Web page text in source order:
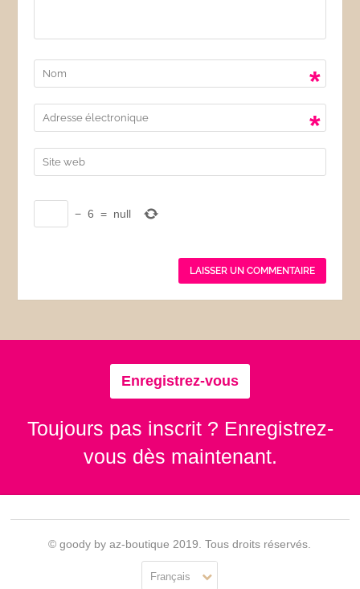
*
*
− 6 = null
Enregistrez-vous
Toujours pas inscrit ? Enregistrez-
vous dès maintenant.
© goody by az-boutique 2019. Tous droits réservés.
Français